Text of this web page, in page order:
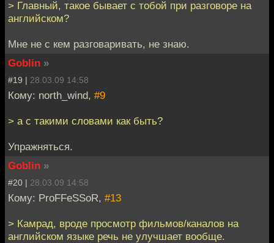
> Главный, такое бывает с тобой при разговоре на
английском?
Мне не с кем разговаривать, не знаю.
Goblin »
#19 | 28.03.09 14:58
Кому: north_wind, #9
> а с такими словами как быть?
Упражняться.
Goblin »
#20 | 28.03.09 14:58
Кому: ProFFeSSoR, #13
> Камрад, вроде просмотр фильмов/каналов на
английском языке речь не улучшает вообще.